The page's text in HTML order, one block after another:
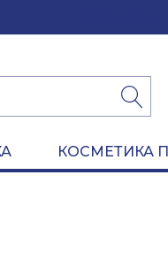
КОСМЕТИКА